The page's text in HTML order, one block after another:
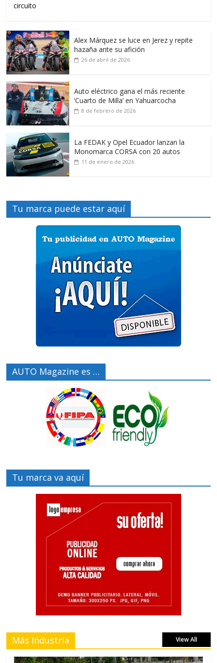
circuito
Alex Márquez se luce en Jerez y repite
hazaña ante su afición
26 de abril de 2026
Auto eléctrico gana el más reciente
‘Cuarto de Milla’ en Yahuarcocha
8 de febrero de 2026
La FEDAK y Opel Ecuador lanzan la
Monomarca CORSA con 20 autos
11 de enero de 2026
Tu marca puede estar aquí
AUTO Magazine es …
Tu marca va aquí
Más Industria View All